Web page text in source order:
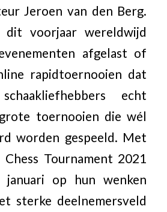
Jeroen van den Berg.
dit voorjaar wereldwijd
afgelast of
rapidtoernooien dat
echt
toernooien die wél
worden gespeeld. Met
Tournament 2021
op hun wenken
sterke deelnemersveld